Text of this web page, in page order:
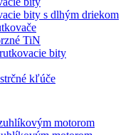
bity s dlhým driekom
TiN
bity
kľúče
motorom